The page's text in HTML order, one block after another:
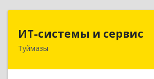
ИТ-системы и сервис
Туймазы